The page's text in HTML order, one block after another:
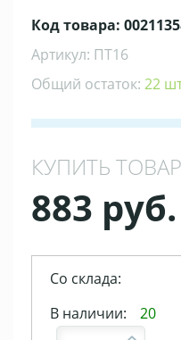
Код товара:
Артикул: ПТ16
Общий остаток: 22
КУПИТЬ ТОВАР
883 руб.
Со склада:
В наличии:
20